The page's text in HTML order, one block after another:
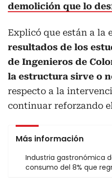
demolición que lo
Explicó que están a la
resultados de los
de Ingenieros de
la estructura sirve o
respecto a la
continuar reforzando
Más información
Industria gastronómica
consumo del 8% que